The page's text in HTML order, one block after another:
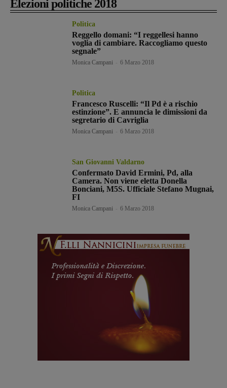
Elezioni politiche 2018
Politica
Reggello domani: “I reggellesi hanno
voglia di cambiare. Raccogliamo questo
segnale”
Monica Campani 6 Marzo 2018
Politica
Francesco Ruscelli: “Il Pd è a rischio
estinzione”. E annuncia le dimissioni da
segretario di Cavriglia
Monica Campani 6 Marzo 2018
San Giovanni Valdarno
Confermato David Ermini, Pd, alla
Camera. Non viene eletta Donella
Bonciani, M5S. Ufficiale Stefano Mugnai,
FI
Monica Campani 6 Marzo 2018